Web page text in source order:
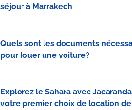
séjour à Marrakech
Quels sont les documents
pour louer une voiture?
Explorez le Sahara avec
votre premier choix de location